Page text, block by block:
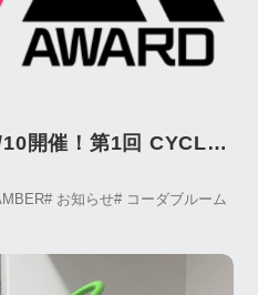
10開催！第1回 CYCLE
# お知らせ# コーダブルーム